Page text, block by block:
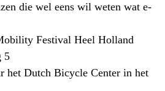
die wel eens wil weten wat e-
Festival Heel Holland
5
het Dutch Bicycle Center in het